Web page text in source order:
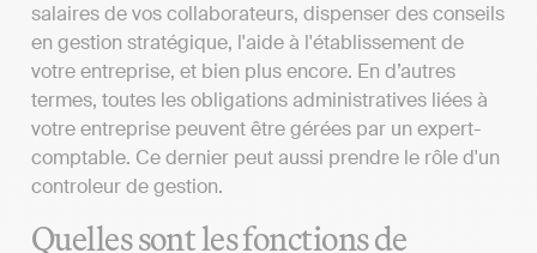
salaires de vos collaborateurs, dispenser des conseils
en gestion stratégique, l'aide à l'établissement de
votre entreprise, et bien plus encore. En d’autres
termes, toutes les obligations administratives liées à
votre entreprise peuvent être gérées par un expert-
comptable. Ce dernier peut aussi prendre le rôle d'un
controleur de gestion.
Quelles sont les fonctions de